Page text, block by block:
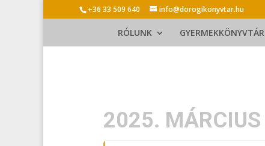
+36 33 509 640 info@dorogikonyvtar.hu
RÓLUNK GYERMEKKÖNYVTÁR
2025. MÁRCIUS